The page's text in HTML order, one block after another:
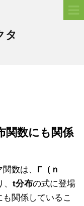
タ
関数にも関係
数は、 Γ（ｎ
t分布の式に登場
も関係しているこ